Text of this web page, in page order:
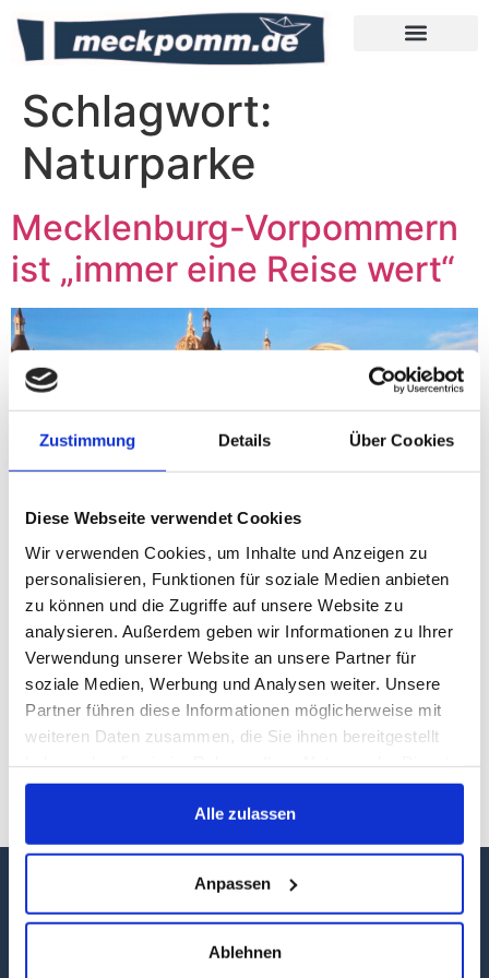
Zustimmung Details Über Cookies
Diese Webseite verwendet Cookies
Wir verwenden Cookies, um Inhalte und Anzeigen zu
personalisieren, Funktionen für soziale Medien anbieten
zu können und die Zugriffe auf unsere Website zu
analysieren. Außerdem geben wir Informationen zu Ihrer
Verwendung unserer Website an unsere Partner für
soziale Medien, Werbung und Analysen weiter. Unsere
Partner führen diese Informationen möglicherweise mit
weiteren Daten zusammen, die Sie ihnen bereitgestellt
gesammelt haben.
Alle zulassen
Anpassen
Ablehnen
Schlagwort:
Naturparke
Mecklenburg-Vorpommern
ist „immer eine Reise wert“
Ministerpräsidentin Manuela Schwesig begründet im
Mecklenburg-Vorpommern-Magazin, warum
Mecklenburg-Vorpommern für sie das schönste
Bundesland ist. Sie benennt Trends sowie
Herausforderungen im Tourismus ihres Landes und gibt
im Interview mit Sirko Salka auch etwas Privates preis.
Ein Auszug aus dem im Juni 2024 erschienenen